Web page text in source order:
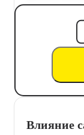
Влияние